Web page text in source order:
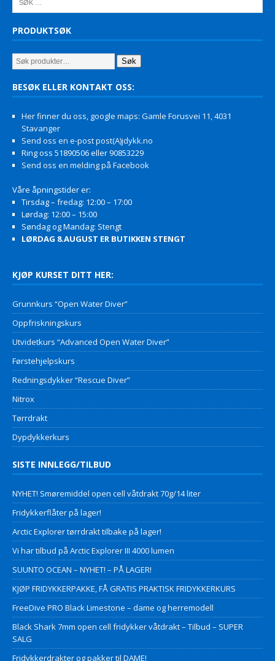
PRODUKTSØK
Søk
BESØK ELLER KONTAKT OSS:
Her finner du oss, google maps: Gamle Forusvei 11, 4031
Stavanger
Send oss en e-post post(A)jdykk.no
Ring oss 51890506 eller 90853229
Send oss en melding på Facebook
Våre åpningstider er:
Tirsdag – fredag: 12:00 – 17:00
Lørdag: 12:00 – 15:00
Søndag og Mandag: Stengt
LØRDAG 8.AUGUST ER BUTIKKEN STENGT
KJØP KURSET DITT HER:
Grunnkurs “Open Water Diver”
Oppfriskningskurs
Utvidetkurs “Advanced Open Water Diver”
Førstehjelpskurs
Redningsdykker “Rescue Diver”
Nitrox
Tørrdrakt
Dypdykkerkurs
SISTE INNLEGG/TILBUD
NYHET! Smøremiddel open cell våtdrakt 70g/14 liter
Fridykkerflåter på lager!
Arctic Explorer tørrdrakt tilbake på lager!
Vi har tilbud på Arctic Explorer III 4000 lumen
SUUNTO OCEAN – NYHET! – PÅ LAGER!
KJØP FRIDYKKERPAKKE, FÅ GRATIS PRAKTISK FRIDYKKERKURS
FreeDive PRO Black Limestone – dame og herremodell
Black Shark 7mm open cell fridykker våtdrakt – Tilbud – SUPER
SALG
Fridykkerdrakter og pakker til DAME!